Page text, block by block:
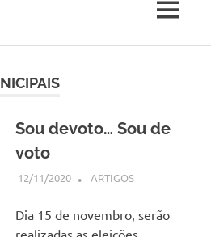
MENU
Sou devoto… Sou de
voto
12/11/2020 SSPS BRASIL
ARTIGOS
Dia 15 de novembro, serão